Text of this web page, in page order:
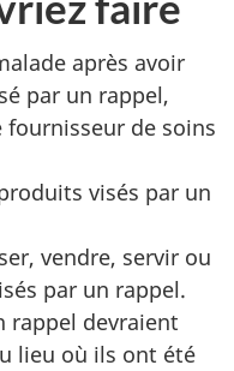
après avoir
par un rappel,
de soins
visés par un
vendre, servir ou
par un rappel.
rappel devraient
lieu où ils ont été